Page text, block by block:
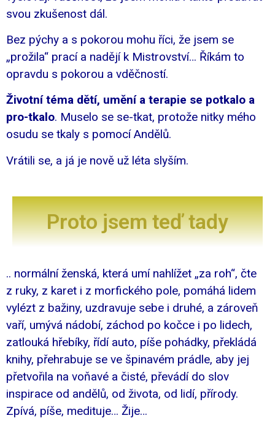
svou zkušenost dál.
Bez pýchy a s pokorou mohu říci, že jsem se
„prožila“ prací a nadějí k Mistrovství… Říkám to
opravdu s pokorou a vděčností.
Životní téma dětí, umění a terapie se potkalo a
pro-tkalo. Muselo se se-tkat, protože nitky mého
osudu se tkaly s pomocí Andělů.
Vrátili se, a já je nově už léta slyším.
Proto jsem teď tady
.. normální ženská, která umí nahlížet „za roh“, čte
z ruky, z karet i z morfického pole, pomáhá lidem
vylézt z bažiny, uzdravuje sebe i druhé, a zároveň
vaří, umývá nádobí, záchod po kočce i po lidech,
zatlouká hřebíky, řídí auto, píše pohádky, překládá
knihy, přehrabuje se ve špinavém prádle, aby jej
přetvořila na voňavé a čisté, převádí do slov
inspirace od andělů, od života, od lidí, přírody.
Zpívá, píše, medituje… Žije…